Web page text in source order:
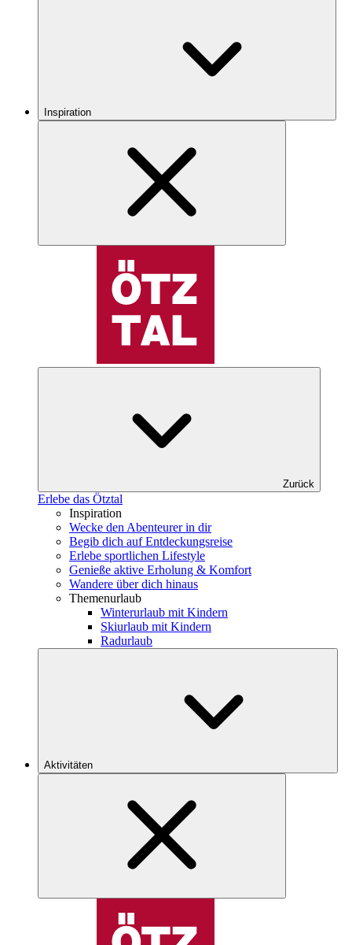
Inspiration
Zurück
Erlebe das Ötztal
Inspiration
Wecke den Abenteurer in dir
Begib dich auf Entdeckungsreise
Erlebe sportlichen Lifestyle
Genieße aktive Erholung & Komfort
Wandere über dich hinaus
Themenurlaub
Winterurlaub mit Kindern
Skiurlaub mit Kindern
Radurlaub
Aktivitäten